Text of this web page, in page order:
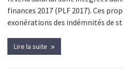
finances 2017 (PLF 2017). Ces
exonérations des indémnités de
Lire la suite